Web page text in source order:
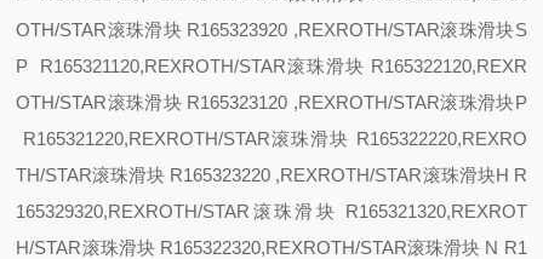
OTH/STAR滚珠滑块 R165323920 ,REXROTH/STAR滚珠滑块S
P R165321120,REXROTH/STAR滚珠滑块 R165322120,REXR
OTH/STAR滚珠滑块 R165323120 ,REXROTH/STAR滚珠滑块P
R165321220,REXROTH/STAR滚珠滑块 R165322220,REXRO
TH/STAR滚珠滑块 R165323220 ,REXROTH/STAR滚珠滑块H R
165329320,REXROTH/STAR滚珠滑块 R165321320,REXROT
H/STAR滚珠滑块 R165322320,REXROTH/STAR滚珠滑块 N R1